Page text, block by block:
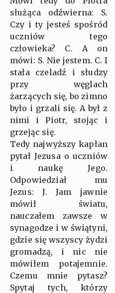
służąca odźwierna: S.
Czy i ty jesteś spośród
uczniów tego
człowieka? C. A on
mówi: S. Nie jestem. C. I
stała czeladź i słudzy
przy węglach
żarzących się, bo zimno
było i grzali się. A był z
nimi i Piotr, stojąc i
grzejąc się.
Tedy najwyższy kapłan
pytał Jezusa o uczniów
i naukę Jego.
Odpowiedział mu
Jezus: J. Jam jawnie
mówił światu,
nauczałem zawsze w
synagodze i w świątyni,
gdzie się wszyscy żydzi
gromadzą, i nic nie
mówiłem potajemnie.
Czemu mnie pytasz?
Spytaj tych, którzy